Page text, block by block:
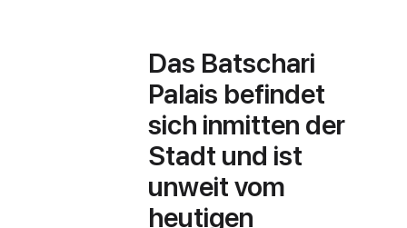
Das Batschari
Palais befindet
sich inmitten der
Stadt und ist
unweit vom
heutigen